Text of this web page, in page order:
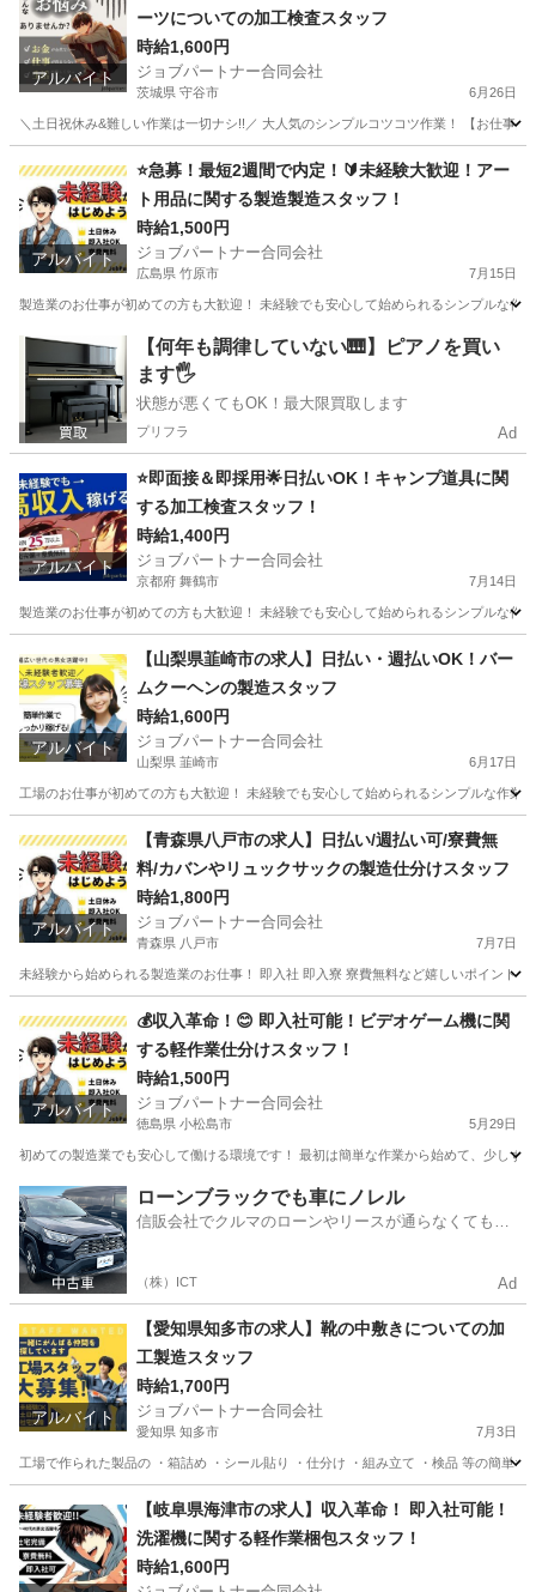
アルバイト
ーツについての加工検査スタッフ
時給1,600円
ジョブパートナー合同会社
茨城県 守谷市 6月26日
＼土日祝休み&難しい作業は一切ナシ!!／ 大人気のシンプルコツコツ作業！ 【お仕事
工場 スタッフ
アルバイト
⭐急募！最短2週間で内定！🔰未経験大歓迎！アー
ト用品に関する製造製造スタッフ！
時給1,500円
ジョブパートナー合同会社
広島県 竹原市 7月15日
製造業のお仕事が初めての方も大歓迎！ 未経験でも安心して始められるシンプルな
広島 竹原市 工場 スタッフ
【何年も調律していない🎹】ピアノを買い
ます🖐️
状態が悪くてもOK！最大限買取します
プリフラ Ad
アルバイト
⭐即面接＆即採用🌟日払いOK！キャンプ道具に関
する加工検査スタッフ！
時給1,400円
ジョブパートナー合同会社
京都府 舞鶴市 7月14日
製造業のお仕事が初めての方も大歓迎！ 未経験でも安心して始められるシンプルな
工場 スタッフ
アルバイト
【山梨県韮崎市の求人】日払い・週払いOK！バー
ムクーヘンの製造スタッフ
時給1,600円
ジョブパートナー合同会社
山梨県 韮崎市 6月17日
工場のお仕事が初めての方も大歓迎！ 未経験でも安心して始められるシンプルな作
工場 スタッフ
アルバイト
【青森県八戸市の求人】日払い/週払い可/寮費無
料/カバンやリュックサックの製造仕分けスタッフ
時給1,800円
ジョブパートナー合同会社
青森県 八戸市 7月7日
未経験から始められる製造業のお仕事！ 即入社 即入寮 寮費無料など嬉しいポイント
工場 個室
アルバイト
💰収入革命！😊 即入社可能！ビデオゲーム機に関
する軽作業仕分けスタッフ！
時給1,500円
ジョブパートナー合同会社
徳島県 小松島市 5月29日
初めての製造業でも安心して働ける環境です！ 最初は簡単な作業から始めて、少し
徳島 小松島市 工場 スタッフ
ローンブラックでも車にノレル
信販会社でクルマのローンやリースが通らなくてもク
（株）ICT Ad
アルバイト
【愛知県知多市の求人】靴の中敷きについての加
工製造スタッフ
時給1,700円
ジョブパートナー合同会社
愛知県 知多市 7月3日
工場で作られた製品の ・箱詰め ・シール貼り ・仕分け ・組み立て ・検品 等の簡単
工場 個室
【岐阜県海津市の求人】収入革命！ 即入社可能！
洗濯機に関する軽作業梱包スタッフ！
時給1,600円